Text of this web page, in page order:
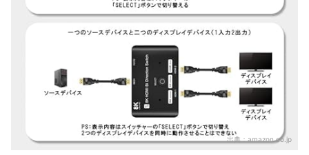
出典：amazon.co.jp